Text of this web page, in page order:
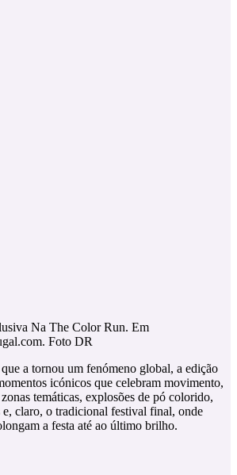
Na The Color Run. Em
Foto DR
que a tornou um fenómeno global, a edição
icónicos que celebram movimento,
temáticas, explosões de pó colorido,
e, claro, o tradicional festival final, onde
a festa até ao último brilho.